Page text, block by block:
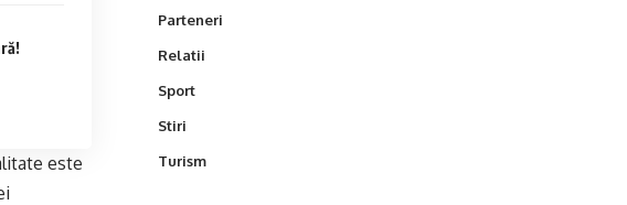
este
Parteneri
Relatii
Sport
Stiri
Turism